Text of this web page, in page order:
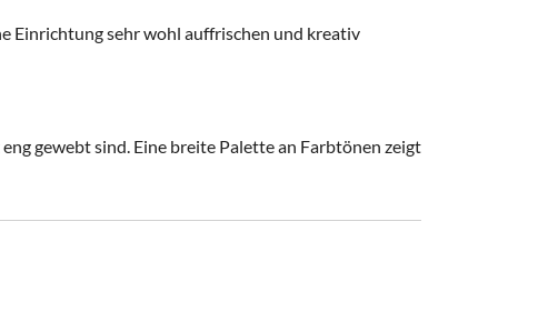
Einrichtung sehr wohl auffrischen und kreativ
gewebt sind. Eine breite Palette an Farbtönen zeigt